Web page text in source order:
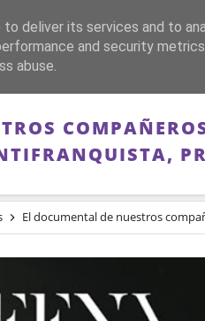
FRANQUISMO
El documental de nuestros compañeros y compañeras
deliver its services and to
and security
abuse.